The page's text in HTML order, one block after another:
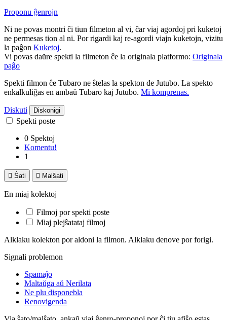
Proponu ĝenrojn
Ni ne povas montri ĉi tiun filmeton al vi, ĉar viaj agordoj pri kuketoj
ne permesas tion al ni. Por rigardi kaj re-agordi viajn kuketojn, vizitu
la paĝon Kuketoj.
Vi povas daŭre spekti la filmeton ĉe la originala platformo: Originala
paĝo
Spekti filmon ĉe Tubaro ne ŝtelas la spekton de Jutubo. La spekto
enkalkuliĝas en ambaŭ Tubaro kaj Jutubo. Mi komprenas.
Diskuti Diskonigi
Spekti poste
0 Spektoj
Komentu!
1
 Ŝati  Malŝati
En miaj kolektoj
Filmoj por spekti poste
Miaj plejŝatataj filmoj
Alklaku kolekton por aldoni la filmon. Alklaku denove por forigi.
Signali problemon
Spamaĵo
Maltaŭga aŭ Nerilata
Ne plu disponebla
Renovigenda